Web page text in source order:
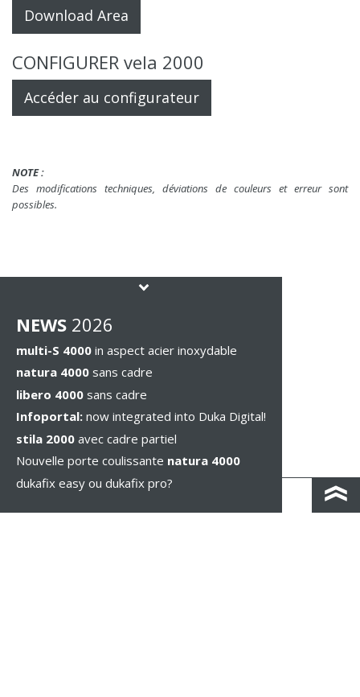
Download Area
CONFIGURER vela 2000
Accéder au configurateur
NOTE :
Des modifications techniques, déviations de couleurs et erreur sont
possibles.
NEWS 2026
multi-S 4000 in aspect acier inoxydable
natura 4000 sans cadre
libero 4000 sans cadre
Infoportal: now integrated into Duka Digital!
stila 2000 avec cadre partiel
Nouvelle porte coulissante natura 4000
dukafix easy ou dukafix pro?